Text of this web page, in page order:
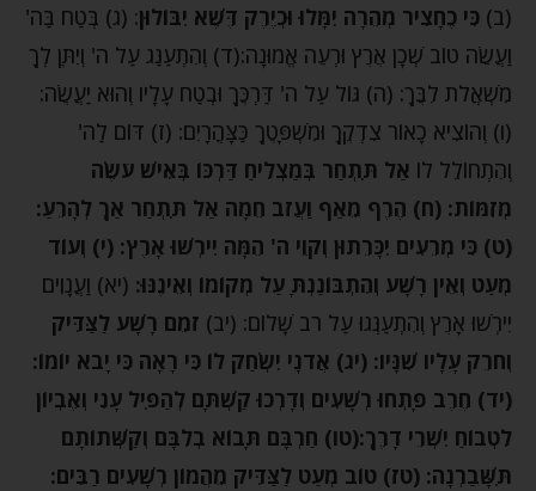
(ב) כִּי כֶחָצִיר מְהֵרָה יִמָּלוּ וּכְיֶרֶק דֶּשֶׁא יִבּוֹלוּן: (ג) בְּטַח בַּה'
וַעֲשֵׂה טוֹב שְׁכָן אֶרֶץ וּרְעֵה אֱמוּנָה:(ד) וְהִתְעַנַּג עַל ה' וְיִתֶּן לְךָ
מִשְׁאֲלֹת לִבֶּךָ: (ה) גּוֹל עַל ה' דַּרְכֶּךָ וּבְטַח עָלָיו וְהוּא יַעֲשֶׂה:
(ו) וְהוֹצִיא כָאוֹר צִדְקֶךָ וּמִשְׁפָּטֶךָ כַּצָּהֳרָיִם: (ז) דּוֹם לַה'
וְהִתְחוֹלֵל לוֹ אַל תִּתְחַר בְּמַצְלִיחַ דַּרְכּוֹ בְּאִישׁ עֹשֶׂה
מְזִמּוֹת: (ח) הֶרֶף מֵאַף וַעֲזֹב חֵמָה אַל תִּתְחַר אַךְ לְהָרֵעַ:
(ט) כִּי מְרֵעִים יִכָּרֵתוּן וְקֹוֵי ה' הֵמָּה יִירְשׁוּ אָרֶץ: (י) וְעוֹד
מְעַט וְאֵין רָשָׁע וְהִתְבּוֹנַנְתָּ עַל מְקוֹמוֹ וְאֵינֶנּוּ: (יא) וַעֲנָוִים
יִירְשׁוּ אָרֶץ וְהִתְעַנְּגוּ עַל רֹב שָׁלוֹם: (יב) זֹמֵם רָשָׁע לַצַּדִּיק
וְחֹרֵק עָלָיו שִׁנָּיו: (יג) אֲדֹנָי יִשְׂחַק לוֹ כִּי רָאָה כִּי יָבֹא יוֹמוֹ:
(יד) חֶרֶב פָּתְחוּ רְשָׁעִים וְדָרְכוּ קַשְׁתָּם לְהַפִּיל עָנִי וְאֶבְיוֹן
לִטְבוֹחַ יִשְׁרֵי דָרֶךְ:(טו) חַרְבָּם תָּבוֹא בְלִבָּם וְקַשְּׁתוֹתָם
תִּשָּׁבַרְנָה: (טז) טוֹב מְעַט לַצַּדִּיק מֵהֲמוֹן רְשָׁעִים רַבִּים: